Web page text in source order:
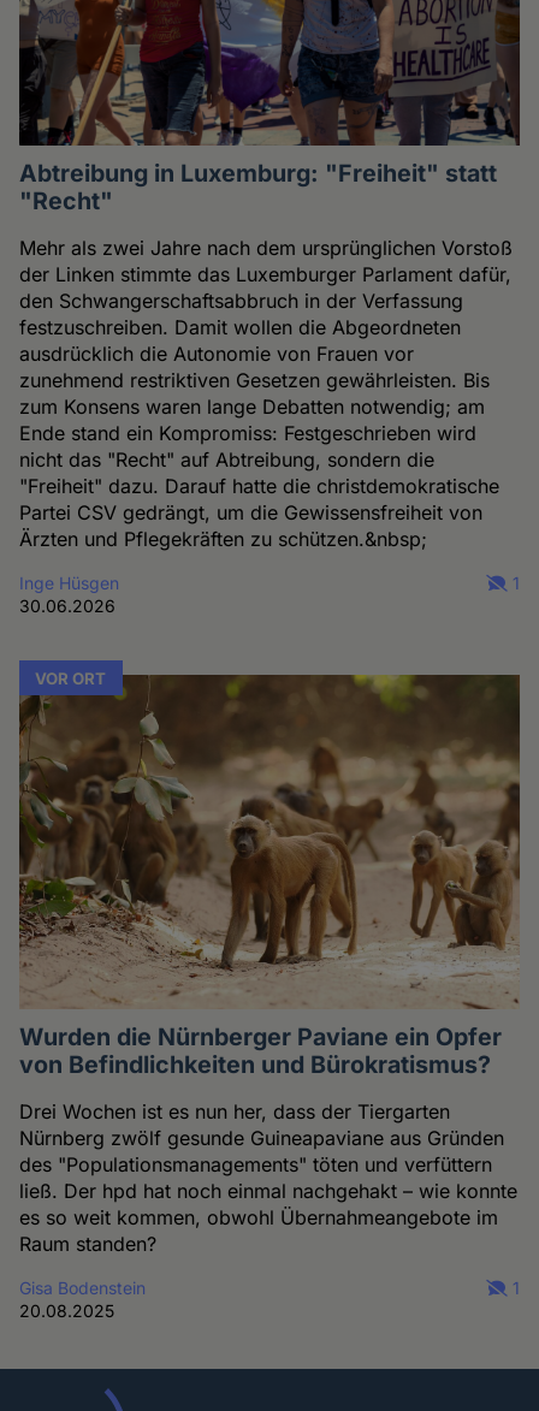
Abtreibung in Luxemburg: "Freiheit" statt
"Recht"
Mehr als zwei Jahre nach dem ursprünglichen Vorstoß
der Linken stimmte das Luxemburger Parlament dafür,
den Schwangerschaftsabbruch in der Verfassung
festzuschreiben. Damit wollen die Abgeordneten
ausdrücklich die Autonomie von Frauen vor
zunehmend restriktiven Gesetzen gewährleisten. Bis
zum Konsens waren lange Debatten notwendig; am
Ende stand ein Kompromiss: Festgeschrieben wird
nicht das "Recht" auf Abtreibung, sondern die
"Freiheit" dazu. Darauf hatte die christdemokratische
Partei CSV gedrängt, um die Gewissensfreiheit von
Ärzten und Pflegekräften zu schützen.&nbsp;
Inge Hüsgen
30.06.2026
1
VOR ORT
Wurden die Nürnberger Paviane ein Opfer
von Befindlichkeiten und Bürokratismus?
Drei Wochen ist es nun her, dass der Tiergarten
Nürnberg zwölf gesunde Guineapaviane aus Gründen
des "Populationsmanagements" töten und verfüttern
ließ. Der hpd hat noch einmal nachgehakt – wie konnte
es so weit kommen, obwohl Übernahmeangebote im
Raum standen?
Gisa Bodenstein
20.08.2025
1